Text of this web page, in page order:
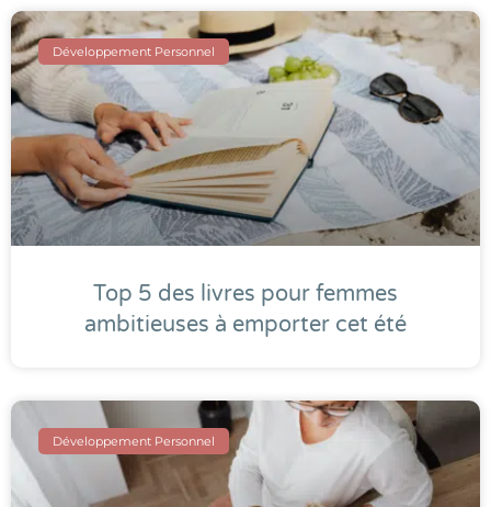
Développement Personnel
Top 5 des livres pour femmes
ambitieuses à emporter cet été
Développement Personnel